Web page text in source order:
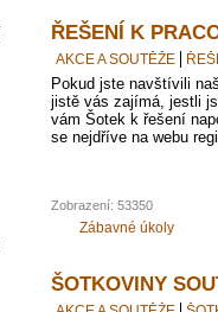
ŘEŠENÍ K
AKCE A SOUTĚŽE
Pokud jste navštívili
jistě vás zajímá, jestli
vám Šotek k řešení
se nejdříve na webu
Zobrazení: 53350
Zábavné úkoly
ŠOTKOVINY